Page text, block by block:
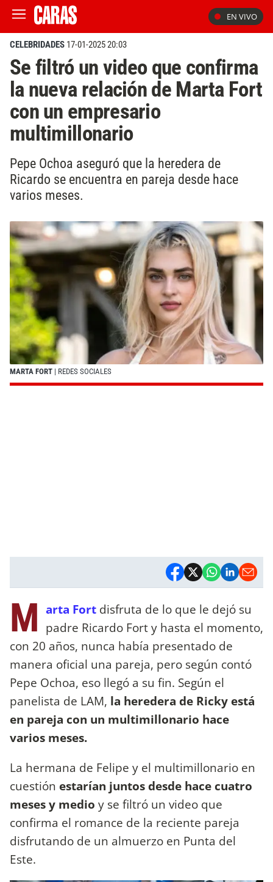
EN VIVO
CELEBRIDADES 17-01-2025 20:03
Se filtró un video que confirma
la nueva relación de Marta Fort
con un empresario
multimillonario
Pepe Ochoa aseguró que la heredera de
Ricardo se encuentra en pareja desde hace
varios meses.
MARTA FORT | REDES SOCIALES
M arta Fort disfruta de lo que le dejó su
padre Ricardo Fort y hasta el momento,
con 20 años, nunca había presentado de
manera oficial una pareja, pero según contó
Pepe Ochoa, eso llegó a su fin. Según el
panelista de LAM, la heredera de Ricky está
en pareja con un multimillonario hace
varios meses.
La hermana de Felipe y el multimillonario en
cuestión estarían juntos desde hace cuatro
meses y medio y se filtró un video que
confirma el romance de la reciente pareja
disfrutando de un almuerzo en Punta del
Este.